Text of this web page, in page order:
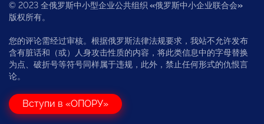
© 2023 全俄罗斯中小型企业公共组织 «俄罗斯中小企业联合会»
版权所有。
您的评论需经过审核。根据俄罗斯法律法规要求，我站不允许发布
含有脏话和（或）人身攻击性质的内容，将此类信息中的字母替换
为点、破折号等符号同样属于违规，此外，禁止任何形式的仇恨言
论。
Вступи в «ОПОРУ»